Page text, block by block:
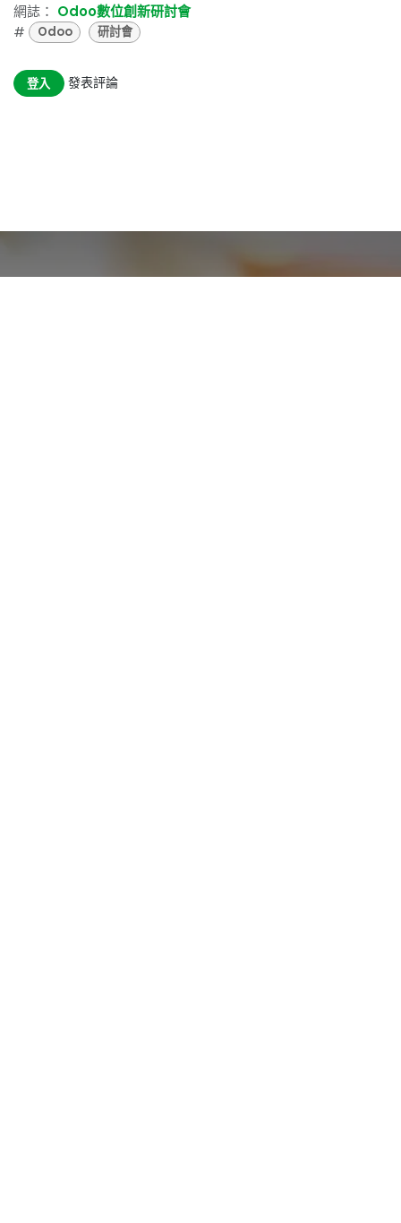
網誌： Odoo數位創新研討會
#
Odoo 研討會
登入 發表評論